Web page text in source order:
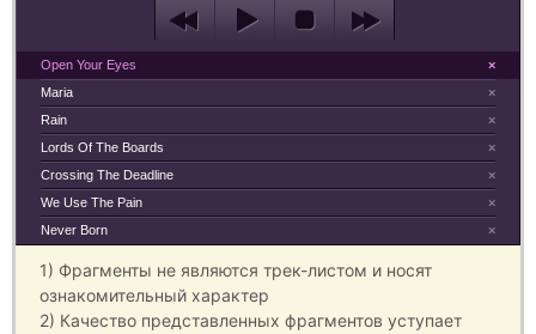
×
Open Your Eyes
×
Maria
×
Rain
×
Lords Of The Boards
×
Crossing The Deadline
×
We Use The Pain
×
Never Born
1) Фрагменты не являются трек-листом и носят
ознакомительный характер
2) Качество представленных фрагментов уступает